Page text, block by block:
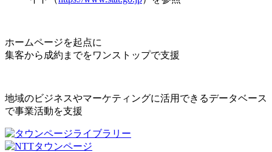
ホームページを起点に
集客から成約までをワンストップで支援
地域のビジネスやマーケティングに活用できるデータベース
で事業活動を支援